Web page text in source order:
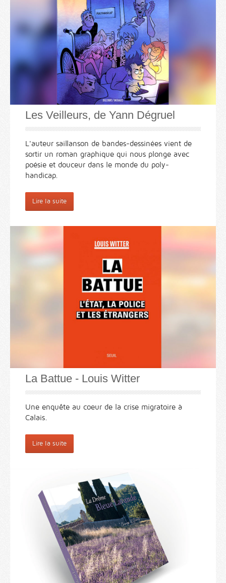
Les Veilleurs, de Yann Dégruel
L'auteur saillanson de bandes-dessinées vient de
sortir un roman graphique qui nous plonge avec
poésie et douceur dans le monde du poly-
handicap.
Lire la suite
La Battue - Louis Witter
Une enquête au coeur de la crise migratoire à
Calais.
Lire la suite